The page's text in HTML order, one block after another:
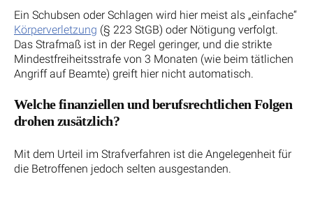
Ein Schubsen oder Schlagen wird hier meist als „einfache“
Körperverletzung (§ 223 StGB) oder Nötigung verfolgt.
Das Strafmaß ist in der Regel geringer, und die strikte
Mindestfreiheitsstrafe von 3 Monaten (wie beim tätlichen
Angriff auf Beamte) greift hier nicht automatisch.
Welche finanziellen und berufsrechtlichen Folgen
drohen zusätzlich?
Mit dem Urteil im Strafverfahren ist die Angelegenheit für
die Betroffenen jedoch selten ausgestanden.